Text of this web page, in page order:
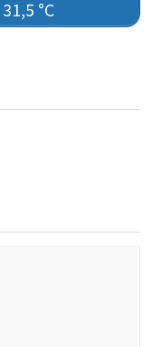
31,5 °C